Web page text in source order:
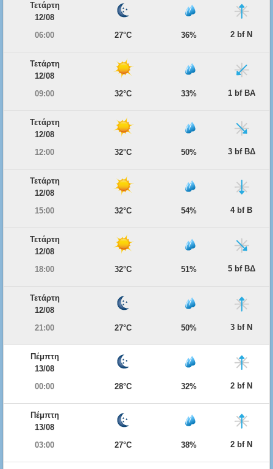
Τετάρτη
12/08
06:00
27°C 36% 2 bf Ν
Τετάρτη
12/08
09:00
32°C 33% 1 bf ΒΑ
Τετάρτη
12/08
12:00
32°C 50% 3 bf ΒΔ
Τετάρτη
12/08
15:00
32°C 54% 4 bf Β
Τετάρτη
12/08
18:00
32°C 51% 5 bf ΒΔ
Τετάρτη
12/08
21:00
27°C 50% 3 bf Ν
Πέμπτη
13/08
00:00
28°C 32% 2 bf Ν
Πέμπτη
13/08
03:00
27°C 38% 2 bf Ν